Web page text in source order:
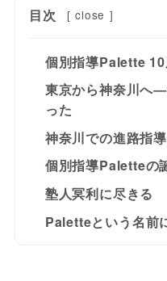
目次 [ close ]
個別指導Palette
東京から神奈川へ
った
神奈川での進路指
個別指導Paletteの
塾人冥利に尽きる
Paletteという名前